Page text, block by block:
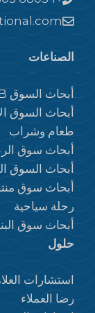
الصناعات
أبحاث السوق B2B
أبحاث السوق
طعام وشراب
أبحاث سوق
أبحاث السوق
أبحاث سوق
رحلة سياحية
أبحاث سوق
حلول
استشارات
رضا العملاء